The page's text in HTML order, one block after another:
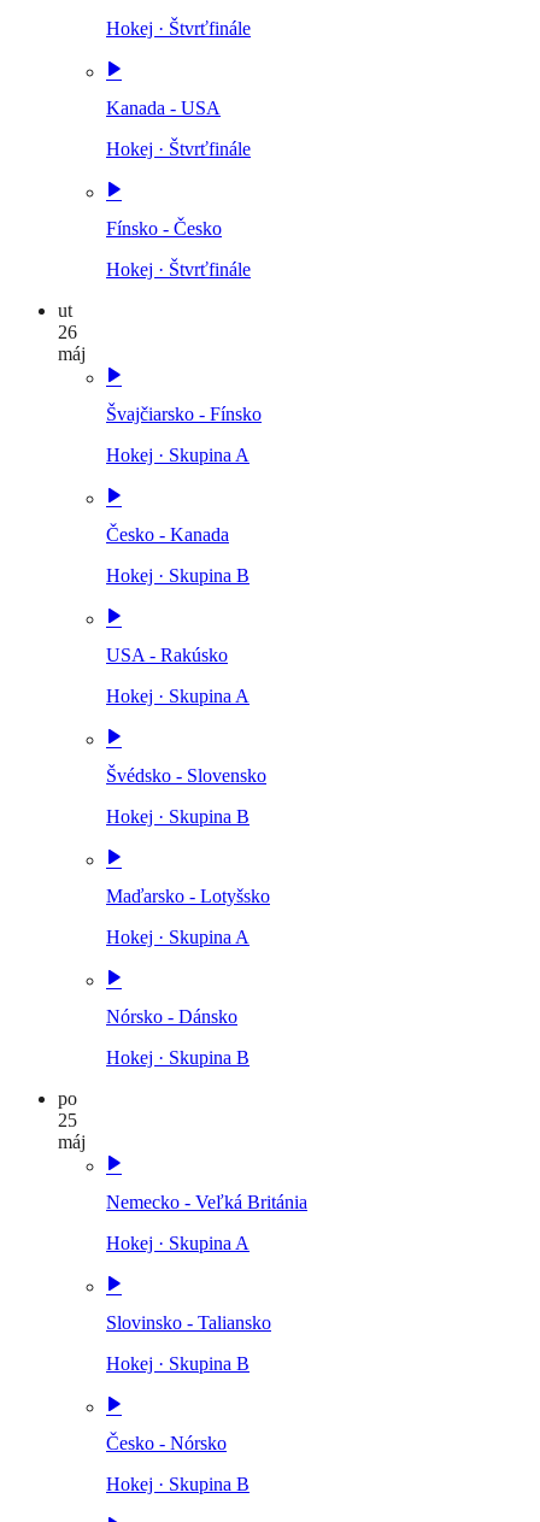
Hokej · Štvrťfinále
Kanada - USA
Hokej · Štvrťfinále
Fínsko - Česko
Hokej · Štvrťfinále
ut
26
máj
Švajčiarsko - Fínsko
Hokej · Skupina A
Česko - Kanada
Hokej · Skupina B
USA - Rakúsko
Hokej · Skupina A
Švédsko - Slovensko
Hokej · Skupina B
Maďarsko - Lotyšsko
Hokej · Skupina A
Nórsko - Dánsko
Hokej · Skupina B
po
25
máj
Nemecko - Veľká Británia
Hokej · Skupina A
Slovinsko - Taliansko
Hokej · Skupina B
Česko - Nórsko
Hokej · Skupina B